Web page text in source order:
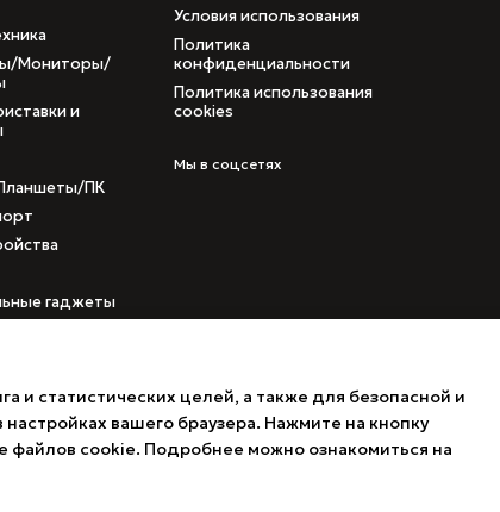
Мониторы/
и
ПК
гаджеты
Условия использования
Политика
конфиденциальности
Политика использования
cookies
Мы в соцсетях
и статистических целей, а также для безопасной и
вашего браузера. Нажмите на кнопку
файлов cookie. Подробнее можно ознакомиться на